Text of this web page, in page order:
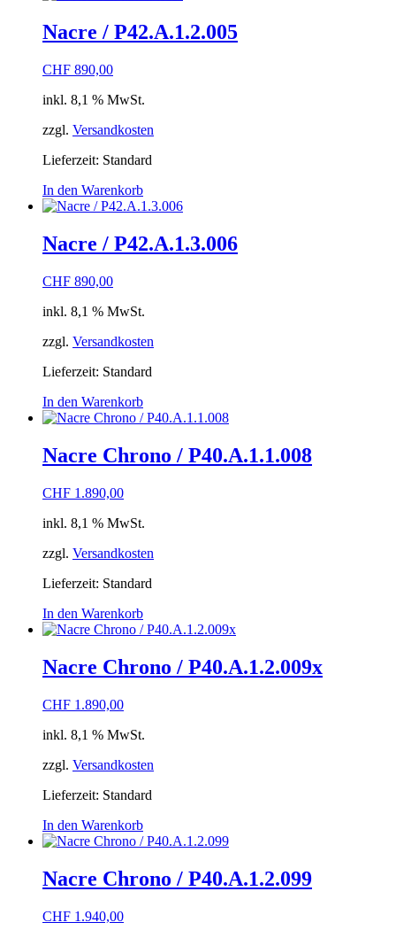
Nacre / P42.A.1.2.005
CHF 890,00
inkl. 8,1 % MwSt.
zzgl. Versandkosten
Lieferzeit: Standard
In den Warenkorb
Nacre / P42.A.1.3.006
CHF 890,00
inkl. 8,1 % MwSt.
zzgl. Versandkosten
Lieferzeit: Standard
In den Warenkorb
Nacre Chrono / P40.A.1.1.008
CHF 1.890,00
inkl. 8,1 % MwSt.
zzgl. Versandkosten
Lieferzeit: Standard
In den Warenkorb
Nacre Chrono / P40.A.1.2.009x
CHF 1.890,00
inkl. 8,1 % MwSt.
zzgl. Versandkosten
Lieferzeit: Standard
In den Warenkorb
Nacre Chrono / P40.A.1.2.099
CHF 1.940,00